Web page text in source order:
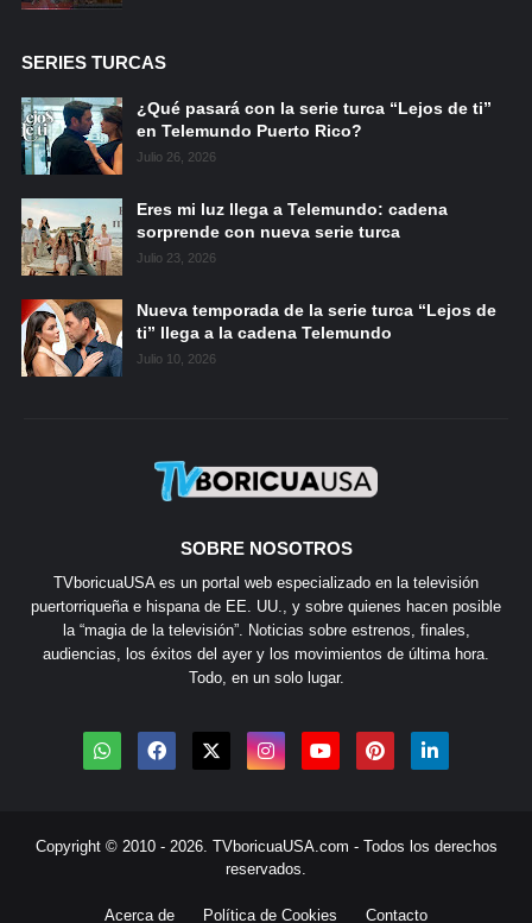
SERIES TURCAS
¿Qué pasará con la serie turca “Lejos de ti”
en Telemundo Puerto Rico?
Julio 26, 2026
Eres mi luz llega a Telemundo: cadena
sorprende con nueva serie turca
Julio 23, 2026
Nueva temporada de la serie turca “Lejos de
ti” llega a la cadena Telemundo
Julio 10, 2026
SOBRE NOSOTROS
TVboricuaUSA es un portal web especializado en la televisión
puertorriqueña e hispana de EE. UU., y sobre quienes hacen posible
la “magia de la televisión”. Noticias sobre estrenos, finales,
audiencias, los éxitos del ayer y los movimientos de última hora.
Todo, en un solo lugar.
Copyright © 2010 - 2026. TVboricuaUSA.com - Todos los derechos
reservados.
Acerca de Política de Cookies Contacto